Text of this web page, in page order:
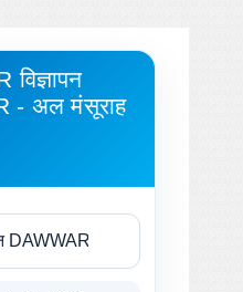
- अल मंसूराह